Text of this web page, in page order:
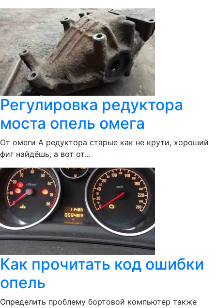
Регулировка редуктора
моста опель омега
От омеги А редуктора старые как не крути, хороший
фиг найдёшь, а вот от...
Как прочитать код ошибки
опель
Определить проблему бортовой компьютер также